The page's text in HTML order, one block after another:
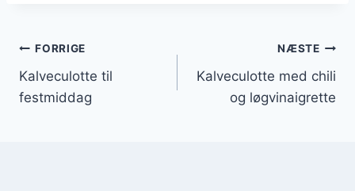
Indlægsnavigation
FORRIGE
Kalveculotte til
festmiddag
NÆSTE
Kalveculotte med chili
og løgvinaigrette